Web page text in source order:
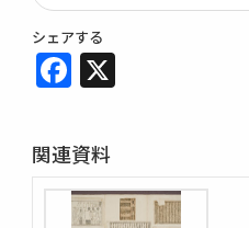
シェアする
Facebook
関連資料